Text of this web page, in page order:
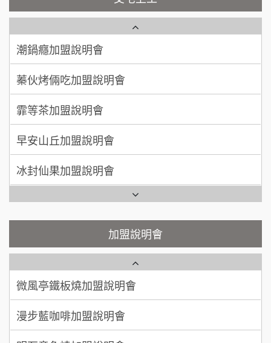
100萬~200萬
周 先生/小姐
加盟預算
徐 先生/小姐
加盟預算 50萬~75萬
何 先生/小姐 台南
加盟預算
呂 先生/小姐 新竹市
200萬~400萬
顏 先生/小姐 台北市
加盟預算 100萬 ~ 200萬
廖 先生/小姐
加盟預算 200萬~300萬
NU PASTA義大利麵加盟說明會
潮鍋癮加盟說明會
蓁伙烤倆吃加盟說明會
霏等茶加盟說明會
早安山丘加盟說明會
冰封仙果加盟說明會
Ramble Café 漫步藍咖啡加盟說明會
微風亭鐵板燒加盟說明會
【曉妍美妝】誠徵行政櫃檯
自助洗衣店誠徵代洗收送人員(台中市)
加盟說明會
藍象廷泰式火鍋加盟說明會
日十。早午食加盟說明會
上宇林加盟說明會
莫尼早餐Morni加盟說明會
手作功夫茶加盟說明會
SHARE TEA歇腳亭加盟說明會
潮味決-湯滷專門店加盟說明會
鬍子茶加盟說明會
鮮茶道加盟說明會
微風亭鐵板燒加盟說明會
漫步藍咖啡加盟說明會